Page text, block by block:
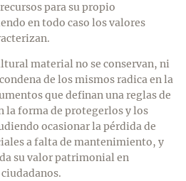
para su propio
en todo caso los valores
material no se conservan, ni
de los mismos radica en la
que definan una reglas de
la forma de protegerlos y los
ocasionar la pérdida de
a falta de mantenimiento, y
su valor patrimonial en